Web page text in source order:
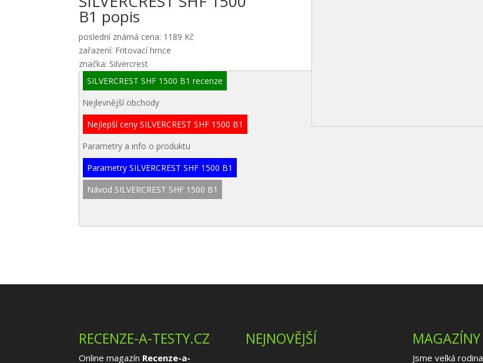
B1 popis
poslední známá cena: 1189 Kč
zařazení: Fritovací hrnce
značka: Silvercrest
SILVERCREST SHF 1500 B1 recenze
Nejlevnější obchody
Nejlepší ceny SILVERCREST SHF 1500 B1
Parametry a info o produktu
Parametry SILVERCREST SHF 1500 B1
Návod SILVERCREST SHF 1500 B1
RECENZE-A-TESTY.CZ
Online magazín Recenze-a-
NEJNOVĚJŠÍ MAGAZÍNY
Jsme velká rodina